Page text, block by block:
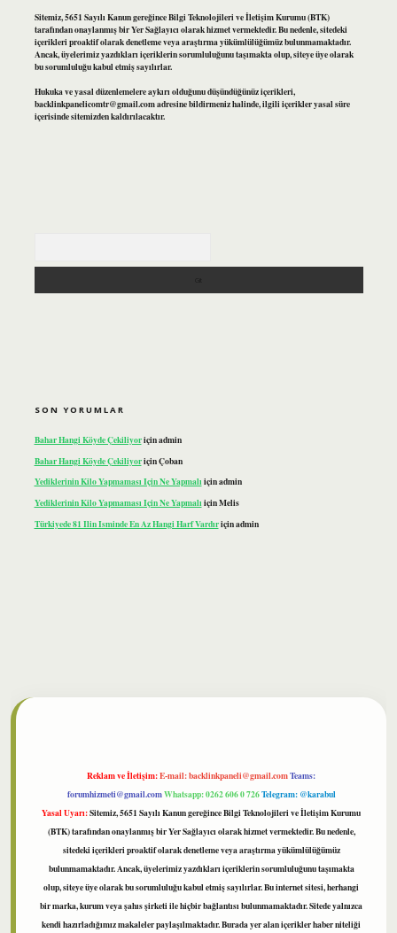
Sitemiz, 5651 Sayılı Kanun gereğince Bilgi Teknolojileri ve İletişim Kurumu (BTK)
tarafından onaylanmış bir Yer Sağlayıcı olarak hizmet vermektedir. Bu nedenle, sitedeki
içerikleri proaktif olarak denetleme veya araştırma yükümlülüğümüz bulunmamaktadır.
Ancak, üyelerimiz yazdıkları içeriklerin sorumluluğunu taşımakta olup, siteye üye olarak
bu sorumluluğu kabul etmiş sayılırlar.
Hukuka ve yasal düzenlemelere aykırı olduğunu düşündüğünüz içerikleri,
backlinkpanelicomtr@gmail.comadresine bildirmeniz halinde, ilgili içerikler yasal süre
içerisinde sitemizden kaldırılacaktır.
SON YORUMLAR
Bahar Hangi Köyde Çekiliyoriçinadmin
Bahar Hangi Köyde ÇekiliyoriçinÇoban
Yediklerinin Kilo Yapmaması Için Ne Yapmalıiçinadmin
Yediklerinin Kilo Yapmaması Için Ne YapmalıiçinMelis
Türkiyede 81 Ilin Isminde En Az Hangi Harf Vardıriçinadmin
Reklam ve İletişim:E-mail:backlinkpaneli@gmail.comTeams:
forumhizmeti@gmail.comWhatsapp: 0262 606 0 726Telegram: @karabul
Yasal Uyarı:Sitemiz, 5651 Sayılı Kanun gereğince Bilgi Teknolojileri ve İletişim Kurumu
(BTK) tarafından onaylanmış bir Yer Sağlayıcı olarak hizmet vermektedir. Bu nedenle,
sitedeki içerikleri proaktif olarak denetleme veya araştırma yükümlülüğümüz
bulunmamaktadır. Ancak, üyelerimiz yazdıkları içeriklerin sorumluluğunu taşımakta
olup, siteye üye olarak bu sorumluluğu kabul etmiş sayılırlar. Bu internet sitesi, herhangi
bir marka, kurum veya şahıs şirketi ile hiçbir bağlantısı bulunmamaktadır. Sitede yalnızca
kendi hazırladığımız makaleler paylaşılmaktadır. Burada yer alan içerikler haber niteliği